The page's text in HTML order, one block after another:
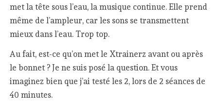
met la tête sous l’eau, la musique continue. Elle prend
même de l’ampleur, car les sons se transmettent
mieux dans l’eau. Trop top.
Au fait, est-ce qu’on met le Xtrainerz avant ou après
le bonnet ? Je ne suis posé la question. Et vous
imaginez bien que j’ai testé les 2, lors de 2 séances de
40 minutes.